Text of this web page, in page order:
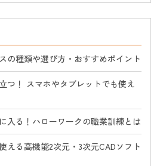
の種類や選び方・おすすめポイント
つ！ スマホやタブレットでも使え
入る！ハローワークの職業訓練とは
える高機能2次元・3次元CADソフト